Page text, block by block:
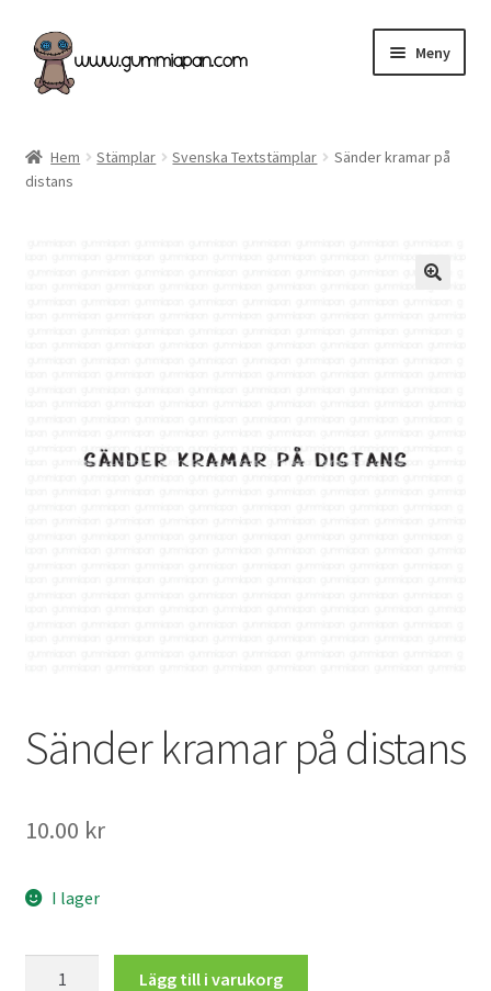
Hoppa
till
navigering
Hoppa
till
innehåll
Meny
Kategorier
Hem Stämplar Svenska Textstämplar
Sänder kramar på
distans
Sänder kramar på distans
10.00 kr
I lager
Lägg till i varukorg